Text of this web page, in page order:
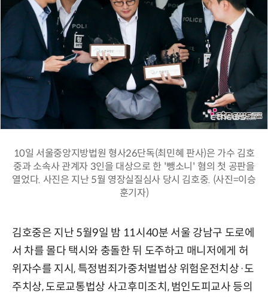
10일 서울중앙지방법원 형사26단독(최민혜 판사)은 가수 김호
중과 소속사 관계자 3인을 대상으로 한 '뺑소니' 혐의 첫 공판을
열었다. 사진은 지난 5월 영장실질심사 당시 김호중. (사진=이승
훈기자)
김호중은 지난 5월9일 밤 11시40분 서울 강남구 도로에
서 차를 몰다 택시와 충돌한 뒤 도주하고 매니저에게 허
위자수를 지시, 특정범죄가중처벌법상 위험운전치상·도
주치상, 도로교통법상 사고후미조치, 범인도피교사 등의